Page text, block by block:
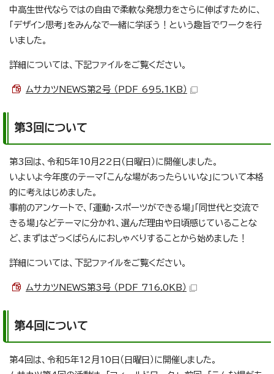
中高生世代ならではの自由で柔軟な発想力をさらに伸ばすために、
「デザイン思考」をみんなで一緒に学ぼう！という趣旨でワークを行
いました。
詳細については、下記ファイルをご覧ください。
ムサカツNEWS第2号 （PDF 695.1KB）
第3回について
第3回は、令和5年10月22日（日曜日）に開催しました。
いよいよ今年度のテーマ「こんな場があったらいいな」について本格
的に考えはじめました。
事前のアンケートで、「運動・スポーツができる場」「同世代と交流で
きる場」などテーマに分かれ、選んだ理由や日頃感じていることな
ど、まずはざっくばらんにおしゃべりすることから始めました！
詳細については、下記ファイルをご覧ください。
ムサカツNEWS第3号 （PDF 716.0KB）
第4回について
第4回は、令和5年12月10日（日曜日）に開催しました。